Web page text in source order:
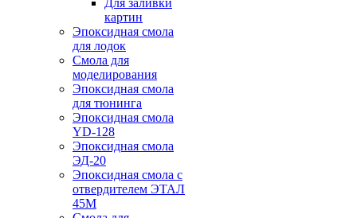
Для заливки
картин
Эпоксидная смола
для лодок
Смола для
моделирования
Эпоксидная смола
для тюнинга
Эпоксидная смола
YD-128
Эпоксидная смола
ЭД-20
Эпоксидная смола с
отвердителем ЭТАЛ
45М